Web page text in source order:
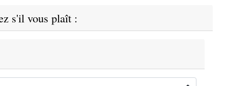
s'il vous plaît :